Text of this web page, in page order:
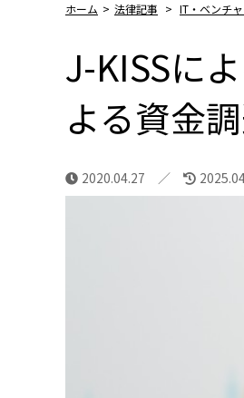
ホーム > 法律記事 > IT・ベンチ
J-KISSに
よる資金
2020.04.27